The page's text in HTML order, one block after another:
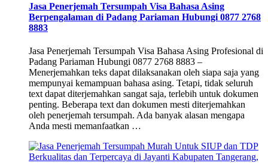
Jasa Penerjemah Tersumpah Visa Bahasa Asing
Berpengalaman di Padang Pariaman Hubungi 0877 2768
8883
Jasa Penerjemah Tersumpah Visa Bahasa Asing Profesional di
Padang Pariaman Hubungi 0877 2768 8883 –
Menerjemahkan teks dapat dilaksanakan oleh siapa saja yang
mempunyai kemampuan bahasa asing. Tetapi, tidak seluruh
text dapat diterjemahkan sangat saja, terlebih untuk dokumen
penting. Beberapa text dan dokumen mesti diterjemahkan
oleh penerjemah tersumpah. Ada banyak alasan mengapa
Anda mesti memanfaatkan …